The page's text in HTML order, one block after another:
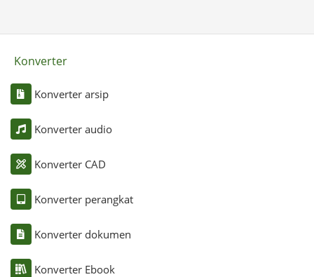
Konverter
Konverter arsip
Konverter audio
Konverter CAD
Konverter perangkat
Konverter dokumen
Konverter Ebook